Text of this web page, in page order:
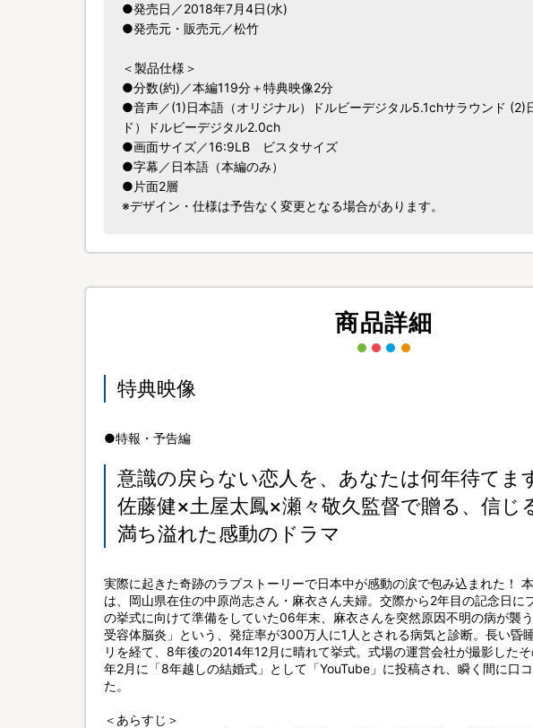
●発売日／2018年7月4日(水)
●発売元・販売元／松竹
＜製品仕様＞
●分数(約)／本編119分＋特典映像2分
●音声／(1)日本語（オリジナル）ドルビーデジタル5.1chサラウンド (2)
ド）ドルビーデジタル2.0ch
●画面サイズ／16:9LB ビスタサイズ
●字幕／日本語（本編のみ）
●片面2層
※デザイン・仕様は予告なく変更となる場合があります。
商品詳細
特典映像
●特報・予告編
意識の戻らない恋人を、あなたは何年待てま
佐藤健×土屋太鳳×瀬々敬久監督で贈る、信じ
満ち溢れた感動のドラマ
実際に起きた奇跡のラブストーリーで日本中が感動の涙で包み込まれた！
は、岡山県在住の中原尚志さん・麻衣さん夫婦。交際から2年目の記念日に
の挙式に向けて準備をしていた06年末、麻衣さんを突然原因不明の病が襲
受容体脳炎」という、発症率が300万人に1人とされる病気と診断。長い昏
リを経て、8年後の2014年12月に晴れて挙式。式場の運営会社が撮影した
年2月に「8年越しの結婚式」として「YouTube」に投稿され、瞬く間に口
た。
＜あらすじ＞